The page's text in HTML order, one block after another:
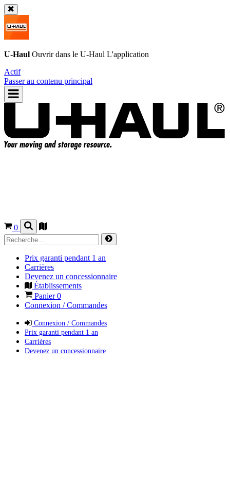
U-Haul Ouvrir dans le U-Haul L'application
Actif
Passer au contenu principal
0
Prix garanti pendant 1 an
Carrières
Devenez un concessionnaire
Établissements
Panier0
Connexion / Commandes
Connexion / Commandes
Prix garanti pendant 1 an
Carrières
Devenez un concessionnaire